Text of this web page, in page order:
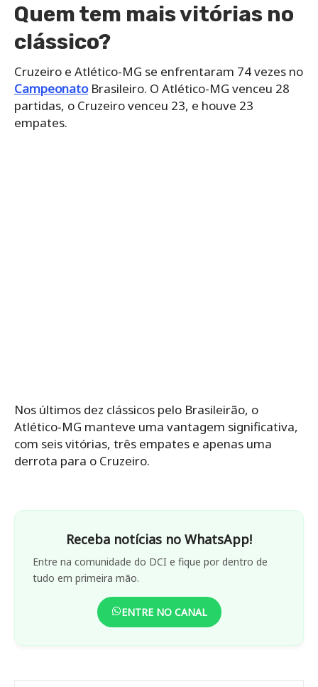
Quem tem mais vitórias no
clássico?
Cruzeiro e Atlético-MG se enfrentaram 74 vezes no
CampeonatoBrasileiro. O Atlético-MG venceu 28
partidas, o Cruzeiro venceu 23, e houve 23
empates.
Nos últimos dez clássicos pelo Brasileirão, o
Atlético-MG manteve uma vantagem significativa,
com seis vitórias, três empates e apenas uma
derrota para o Cruzeiro.
Receba notícias no WhatsApp!
Entre na comunidade do DCI e fique por dentro de
tudo em primeira mão.
ENTRE NO CANAL